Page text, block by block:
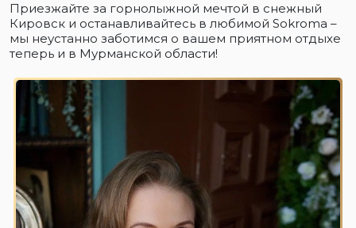
Приезжайте за горнолыжной мечтой в снежный
Кировск и останавливайтесь в любимой Sokroma –
мы неустанно заботимся о вашем приятном отдыхе
теперь и в Мурманской области!